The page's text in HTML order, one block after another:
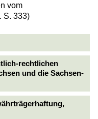
vom
S. 333)
rechtlichen
und die Sachsen-